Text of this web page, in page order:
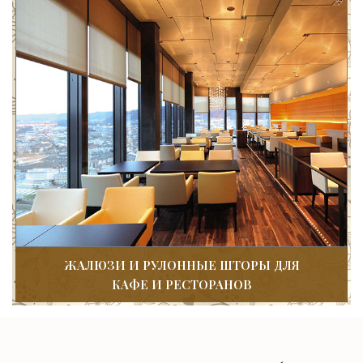
ЖАЛЮЗИ И РУЛОННЫЕ ШТОРЫ ДЛЯ
КАФЕ И РЕСТОРАНОВ